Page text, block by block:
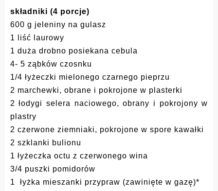
składniki (4 porcje)
600 g jeleniny na gulasz
1 liść laurowy
1 duża drobno posiekana cebula
4- 5 ząbków czosnku
1/4 łyżeczki mielonego czarnego pieprzu
2 marchewki, obrane i pokrojone w plasterki
2 łodygi selera naciowego, obrany i pokrojony w
plastry
2 czerwone ziemniaki, pokrojone w spore kawałki
2 szklanki bulionu
1 łyżeczka octu z czerwonego wina
3/4 puszki pomidorów
1 łyżka mieszanki przypraw (zawinięte w gazę)*